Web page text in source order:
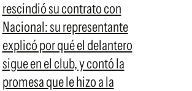
rescindió su contrato con
Nacional: su representante
explicó por qué el delantero
sigue en el club, y contó la
promesa que le hizo a la